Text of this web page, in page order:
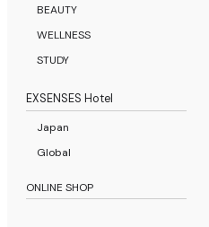
BEAUTY
WELLNESS
STUDY
EXSENSES Hotel
Japan
Global
ONLINE SHOP